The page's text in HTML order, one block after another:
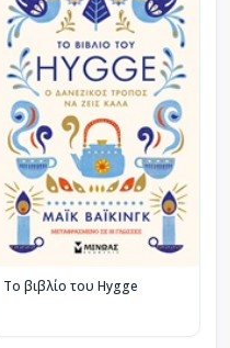
Το βιβλίο του Hygge